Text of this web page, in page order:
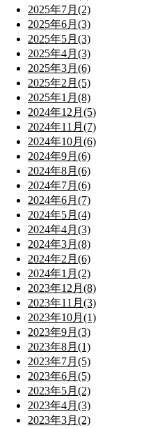
2025年7月(2)
2025年6月(3)
2025年5月(3)
2025年4月(3)
2025年3月(6)
2025年2月(5)
2025年1月(8)
2024年12月(5)
2024年11月(7)
2024年10月(6)
2024年9月(6)
2024年8月(6)
2024年7月(6)
2024年6月(7)
2024年5月(4)
2024年4月(3)
2024年3月(8)
2024年2月(6)
2024年1月(2)
2023年12月(8)
2023年11月(3)
2023年10月(1)
2023年9月(3)
2023年8月(1)
2023年7月(5)
2023年6月(5)
2023年5月(2)
2023年4月(3)
2023年3月(2)